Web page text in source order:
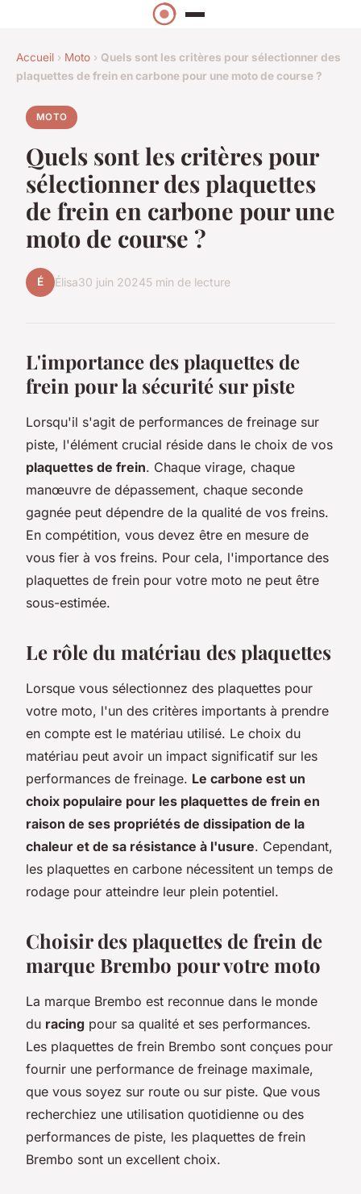
Accueil › Moto › Quels sont les critères pour sélectionner des
plaquettes de frein en carbone pour une moto de course ?
MOTO
Quels sont les critères pour
sélectionner des plaquettes
de frein en carbone pour une
moto de course ?
É Élisa30 juin 20245 min de lecture
L'importance des plaquettes de
frein pour la sécurité sur piste
Lorsqu'il s'agit de performances de freinage sur
piste, l'élément crucial réside dans le choix de vos
plaquettes de frein. Chaque virage, chaque
manœuvre de dépassement, chaque seconde
gagnée peut dépendre de la qualité de vos freins.
En compétition, vous devez être en mesure de
vous fier à vos freins. Pour cela, l'importance des
plaquettes de frein pour votre moto ne peut être
sous-estimée.
Le rôle du matériau des plaquettes
Lorsque vous sélectionnez des plaquettes pour
votre moto, l'un des critères importants à prendre
en compte est le matériau utilisé. Le choix du
matériau peut avoir un impact significatif sur les
performances de freinage. Le carbone est un
choix populaire pour les plaquettes de frein en
raison de ses propriétés de dissipation de la
chaleur et de sa résistance à l'usure. Cependant,
les plaquettes en carbone nécessitent un temps de
rodage pour atteindre leur plein potentiel.
Choisir des plaquettes de frein de
marque Brembo pour votre moto
La marque Brembo est reconnue dans le monde
du racing pour sa qualité et ses performances.
Les plaquettes de frein Brembo sont conçues pour
fournir une performance de freinage maximale,
que vous soyez sur route ou sur piste. Que vous
recherchiez une utilisation quotidienne ou des
performances de piste, les plaquettes de frein
Brembo sont un excellent choix.